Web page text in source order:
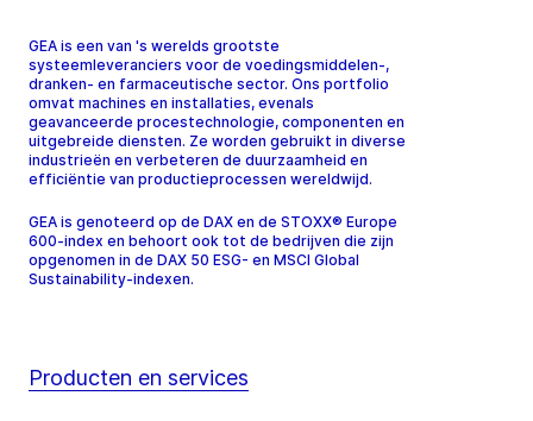
GEA is een van 's werelds grootste
systeemleveranciers voor de voedingsmiddelen-,
dranken- en farmaceutische sector. Ons portfolio
omvat machines en installaties, evenals
geavanceerde procestechnologie, componenten en
uitgebreide diensten. Ze worden gebruikt in diverse
industrieën en verbeteren de duurzaamheid en
efficiëntie van productieprocessen wereldwijd.
GEA is genoteerd op de DAX en de STOXX® Europe
600-index en behoort ook tot de bedrijven die zijn
opgenomen in de DAX 50 ESG- en MSCI Global
Sustainability-indexen.
Producten en services